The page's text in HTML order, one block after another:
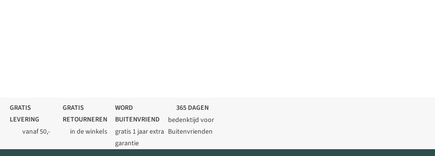
GRATIS
LEVERING
vanaf 50,-
GRATIS
RETOURNEREN
in de winkels
WORD
BUITENVRIEND
gratis 1 jaar extra
garantie
365 DAGEN
bedenktijd voor
Buitenvrienden